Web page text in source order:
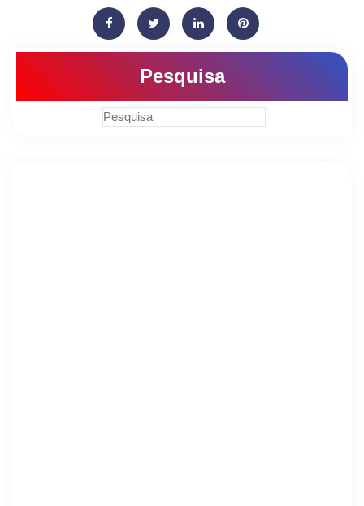
Pesquisa